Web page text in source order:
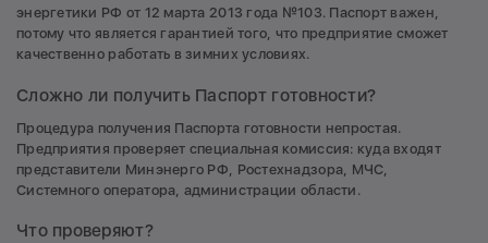
энергетики РФ от 12 марта 2013 года №103. Паспорт важен,
потому что является гарантией того, что предприятие сможет
качественно работать в зимних условиях.
Сложно ли получить Паспорт готовности?
Процедура получения Паспорта готовности непростая.
Предприятия проверяет специальная комиссия: куда входят
представители Минэнерго РФ, Ростехнадзора, МЧС,
Системного оператора, администрации области.
Что проверяют?